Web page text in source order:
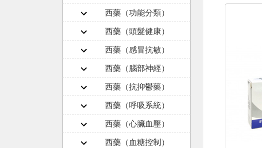
西藥（功能分類）
西藥（頭髮健康）
西藥（感冒抗敏）
西藥（腦部神經）
西藥（抗抑鬱藥）
西藥（呼吸系統）
西藥（心臟血壓）
西藥（血糖控制）